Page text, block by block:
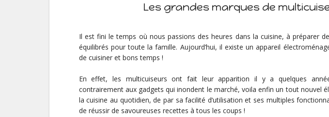
Les grandes marques de
Il est fini le temps où nous passions des heures dans la cuisine, à préparer
équilibrés pour toute la famille. Aujourd’hui, il existe un appareil
de cuisiner et bons temps !
En effet, les multicuiseurs ont fait leur apparition il y a quelques
contrairement aux gadgets qui inondent le marché, voila enfin un tout nouvel
la cuisine au quotidien, de par sa facilité d’utilisation et ses multiples
de réussir de savoureuses recettes à tous les coups !